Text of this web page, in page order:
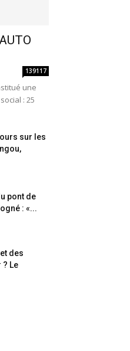
139117
une
: 25
sur les
pont de
: «...
des
Le